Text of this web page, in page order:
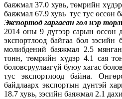
баяжмал 37.0 хувь, төмрийн
баяжмал 67.9 хувь тус тус өссөн
Экспортод гаргасан гол нэр
2014 оны 9 дүгээр сарын өссөн
экспортлоод байгаа бол
молибдений баяжмал 2.5
тонн, төмрийн хүдэр 4.1 сая
боловсруулаагүй буюу хагас
тус экспортлоод байна.
байдлаарх экспортын дүнтэй
18.7 хувь, зэсийн баяжмал 2.1